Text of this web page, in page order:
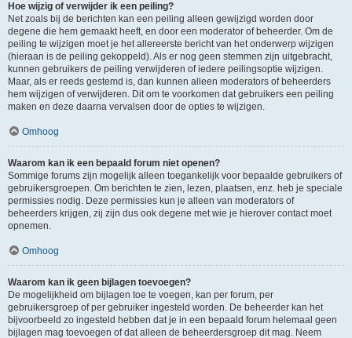
Hoe wijzig of verwijder ik een peiling?
Net zoals bij de berichten kan een peiling alleen gewijzigd worden door
degene die hem gemaakt heeft, en door een moderator of beheerder. Om de
peiling te wijzigen moet je het allereerste bericht van het onderwerp wijzigen
(hieraan is de peiling gekoppeld). Als er nog geen stemmen zijn uitgebracht,
kunnen gebruikers de peiling verwijderen of iedere peilingsoptie wijzigen.
Maar, als er reeds gestemd is, dan kunnen alleen moderators of beheerders
hem wijzigen of verwijderen. Dit om te voorkomen dat gebruikers een peiling
maken en deze daarna vervalsen door de opties te wijzigen.
Omhoog
Waarom kan ik een bepaald forum niet openen?
Sommige forums zijn mogelijk alleen toegankelijk voor bepaalde gebruikers of
gebruikersgroepen. Om berichten te zien, lezen, plaatsen, enz. heb je speciale
permissies nodig. Deze permissies kun je alleen van moderators of
beheerders krijgen, zij zijn dus ook degene met wie je hierover contact moet
opnemen.
Omhoog
Waarom kan ik geen bijlagen toevoegen?
De mogelijkheid om bijlagen toe te voegen, kan per forum, per
gebruikersgroep of per gebruiker ingesteld worden. De beheerder kan het
bijvoorbeeld zo ingesteld hebben dat je in een bepaald forum helemaal geen
bijlagen mag toevoegen of dat alleen de beheerdersgroep dit mag. Neem